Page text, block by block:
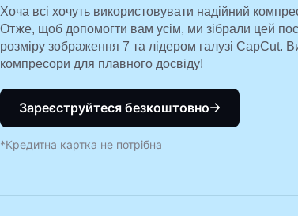
Хоча всі хочуть використовувати надійний
Отже, щоб допомогти вам усім, ми зібрали цей
розміру зображення 7 та лідером галузі CapCut.
компресори для плавного досвіду!
Зареєструйтеся безкоштовно
*Кредитна картка не потрібна